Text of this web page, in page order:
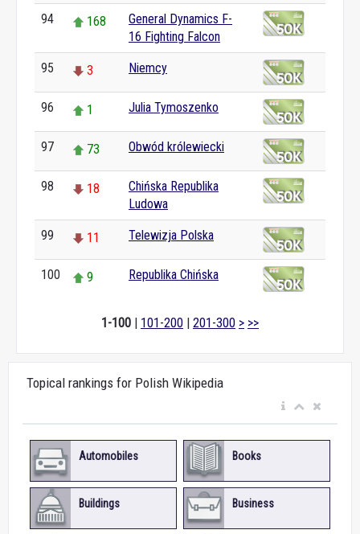
94 168
General Dynamics F-
16 Fighting Falcon
95 3 Niemcy
96 1 Julia Tymoszenko
97 73 Obwód królewiecki
98 18
Chińska Republika
Ludowa
99 11 Telewizja Polska
100 9 Republika Chińska
1-100 | 101-200 | 201-300 > >>
Topical rankings for Polish Wikipedia
Automobiles Books
Buildings Business